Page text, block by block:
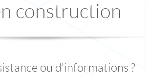
construction
ou d'informations ?